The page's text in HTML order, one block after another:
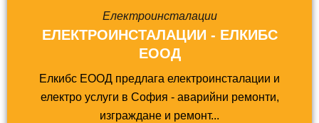
Електроинсталации
ЕЛЕКТРОИНСТАЛАЦИИ - ЕЛКИБС
ЕООД
Елкибс ЕООД предлага електроинсталации и
електро услуги в София - аварийни ремонти,
изграждане и ремонт...